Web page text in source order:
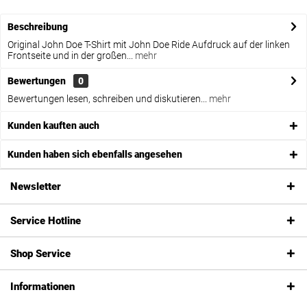
Beschreibung
Original John Doe T-Shirt mit John Doe Ride Aufdruck auf der linken
Frontseite und in der großen...
mehr
Bewertungen
0
Bewertungen lesen, schreiben und diskutieren...
mehr
Kunden kauften auch
Kunden haben sich ebenfalls angesehen
Newsletter
Service Hotline
Shop Service
Informationen